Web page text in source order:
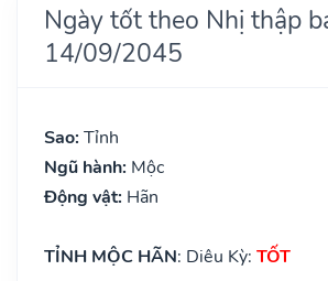
Ngày tốt theo Nhị thập
14/09/2045
Sao: Tỉnh
Ngũ hành: Mộc
Động vật: Hãn
TỈNH MỘC HÃN: Diêu Kỳ: TỐT